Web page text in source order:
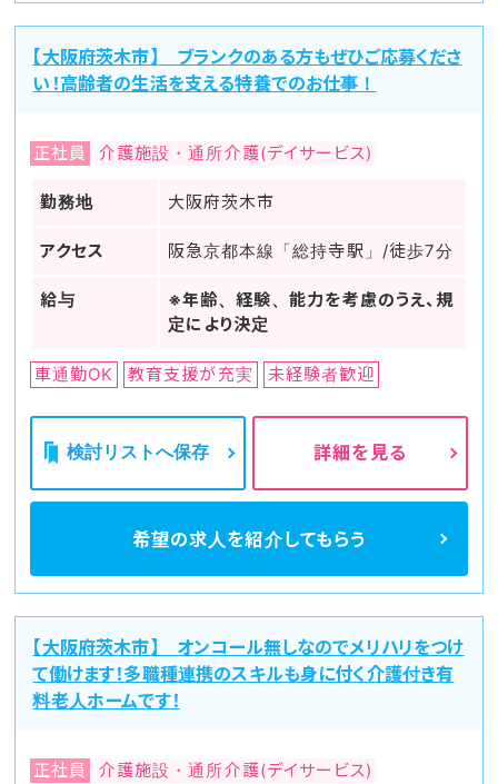
【大阪府茨木市】 ブランクのある方もぜひご応募くださ
い！高齢者の生活を支える特養でのお仕事！
正社員 介護施設・通所介護(デイサービス)
勤務地 大阪府茨木市
アクセス 阪急京都本線「総持寺駅」/徒歩7分
給与
※年齢、経験、能力を考慮のうえ、規
定により決定
車通勤OK 教育支援が充実 未経験者歓迎
検討リストへ保存 詳細を見る
希望の求人を紹介してもらう
【大阪府茨木市】 オンコール無しなのでメリハリをつけ
て働けます！多職種連携のスキルも身に付く介護付き有
料老人ホームです！
正社員 介護施設・通所介護(デイサービス)